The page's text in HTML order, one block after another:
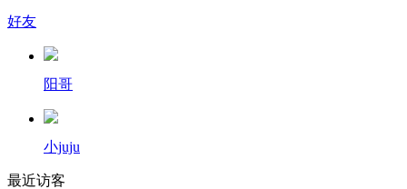
好友
阳哥
小juju
最近访客